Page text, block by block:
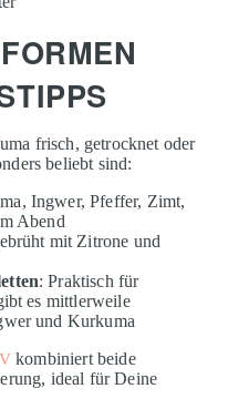
frisch, getrocknet oder
beliebt sind:
Ingwer, Pfeffer, Zimt,
Abend
mit Zitrone und
: Praktisch für
es mittlerweile
und Kurkuma
kombiniert beide
ideal für Deine